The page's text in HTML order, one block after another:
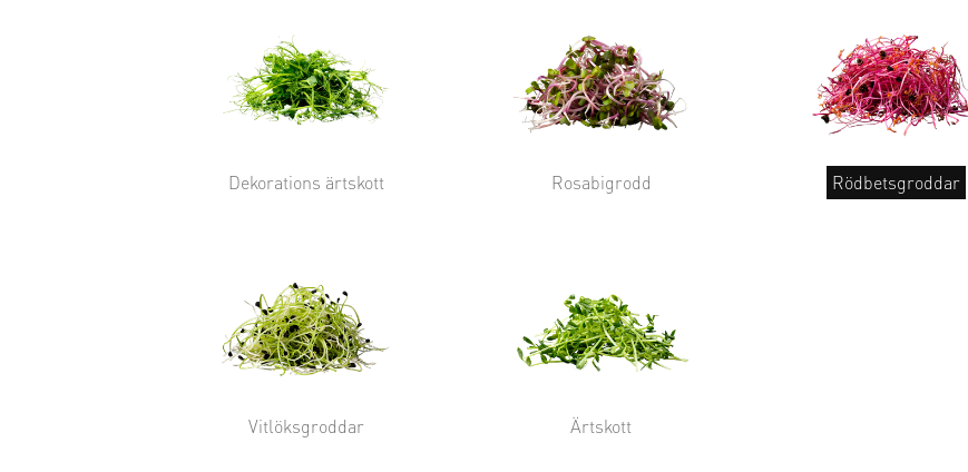
Dekorations ärtskott Rosabigrodd Rödbetsgroddar
Vitlöksgroddar Ärtskott